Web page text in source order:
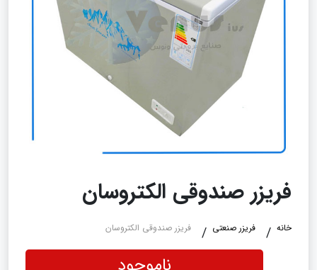
فریزر صندوقی الکتروسان
خانه فریزر صنعتی فریزر صندوقی الکتروسان